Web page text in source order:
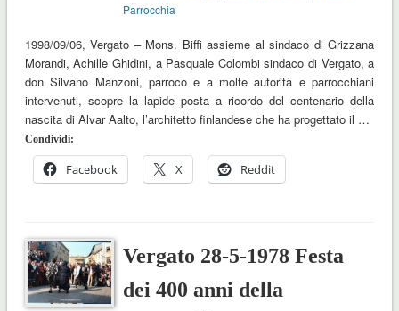
Parrocchia
1998/09/06, Vergato – Mons. Biffi assieme al sindaco di Grizzana
Morandi, Achille Ghidini, a Pasquale Colombi sindaco di Vergato, a
don Silvano Manzoni, parroco e a molte autorità e parrocchiani
intervenuti, scopre la lapide posta a ricordo del centenario della
nascita di Alvar Aalto, l’architetto finlandese che ha progettato il …
Condividi:
Facebook X Reddit
Vergato 28-5-1978 Festa
dei 400 anni della